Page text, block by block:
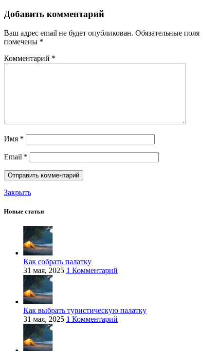
Добавить комментарий
Ваш адрес email не будет опубликован. Обязательные поля
помечены *
Комментарий *
Имя *
Email *
Закрыть
Новые статьи
Как собрать палатку
31 мая, 2025 1 Комментарий
Как выбрать туристическую палатку
31 мая, 2025 1 Комментарий